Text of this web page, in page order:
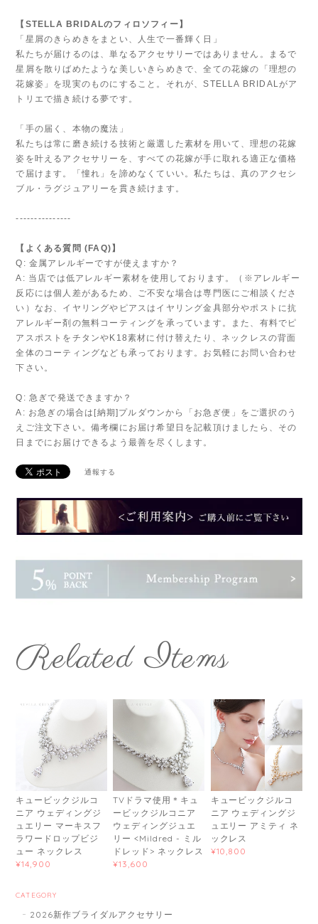
【STELLA BRIDALのフィロソフィー】
「星屑のきらめきをまとい、人生で一番輝く日」
私たちが届けるのは、単なるアクセサリーではありません。まるで
星屑を散りばめたような美しいきらめきで、全ての花嫁の「理想の
花嫁姿」を現実のものにすること。それが、STELLA BRIDALがア
トリエで描き続ける夢です。
「手の届く、本物の魔法」
私たちは常に磨き続ける技術と厳選した素材を用いて、理想の花嫁
姿を叶えるアクセサリーを、すべての花嫁が手に取れる適正な価格
で届けます。「憧れ」を諦めなくていい。私たちは、真のアクセシ
ブル・ラグジュアリーを貫き続けます。
---------------
【よくある質問 (FAQ)】
Q: 金属アレルギーですが使えますか？
A: 当店では低アレルギー素材を使用しております。（※アレルギー
反応には個人差があるため、ご不安な場合は専門医にご相談くださ
い）なお、イヤリングやピアスはイヤリング金具部分やポストに抗
アレルギー剤の無料コーティングを承っています。また、有料でピ
アスポストをチタンやK18素材に付け替えたり、ネックレスの背面
全体のコーティングなども承っております。お気軽にお問い合わせ
下さい。
Q: 急ぎで発送できますか？
A: お急ぎの場合は[納期]プルダウンから「お急ぎ便」をご選択のう
えご注文下さい。備考欄にお届け希望日を記載頂けましたら、その
日までにお届けできるよう最善を尽くします。
通報する
Related Items
キュービックジルコ
ニア ウェディングジ
ュエリー マーキスフ
ラワードロップビジ
ュー ネックレス
¥14,900
TVドラマ使用＊キュ
ービックジルコニア
ウェディングジュエ
リー <Mildred - ミル
ドレッド> ネックレス
¥13,600
キュービックジルコ
ニア ウェディングジ
ュエリー アミティ ネ
ックレス
¥10,800
CATEGORY
2026新作ブライダルアクセサリー